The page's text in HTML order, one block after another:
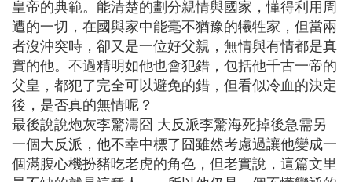
皇帝的典範。能清楚的劃分親情與國家，懂得利用周
遭的一切，在國與家中能毫不猶豫的犧牲家，但當兩
者沒沖突時，卻又是一位好父親，無情與有情都是真
實的他。不過精明如他也會犯錯，包括他千古一帝的
父皇，都犯了完全可以避免的錯，但看似冷血的決定
後，是否真的無情呢？
最後說說炮灰李驚濤囧 大反派李驚海死掉後急需另
一個大反派，他不幸中標了囧雖然考慮過讓他變成一
個滿腹心機扮豬吃老虎的角色，但老實說，這篇文里